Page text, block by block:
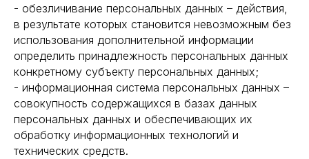
- обезличивание персональных данных – действия,
в результате которых становится невозможным без
использования дополнительной информации
определить принадлежность персональных данных
конкретному субъекту персональных данных;
- информационная система персональных данных –
совокупность содержащихся в базах данных
персональных данных и обеспечивающих их
обработку информационных технологий и
технических средств.